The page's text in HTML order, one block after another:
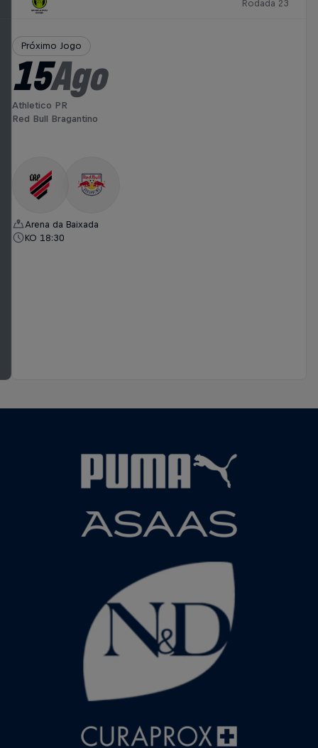
Rodada 23
Próximo Jogo
15Ago
Athletico PR
Red Bull Bragantino
Arena da Baixada
KO 18:30